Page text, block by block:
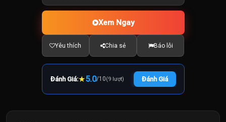
Xem Ngay
Yêu thích Chia sẻ Báo lỗi
Đánh Giá:★5.0/10(9 lượt) Đánh Giá